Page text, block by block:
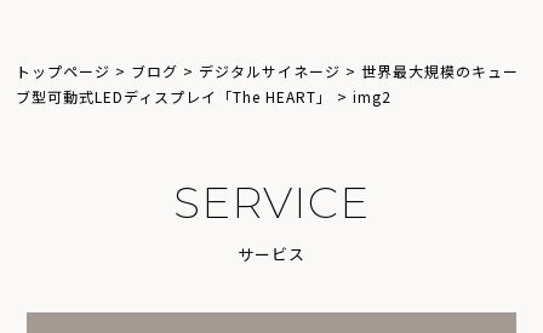
トップページ > ブログ > デジタルサイネージ >世界最大規模のキュー
ブ型可動式LEDディスプレイ「The HEART」
>img2
SERVICE
サー ビ ス